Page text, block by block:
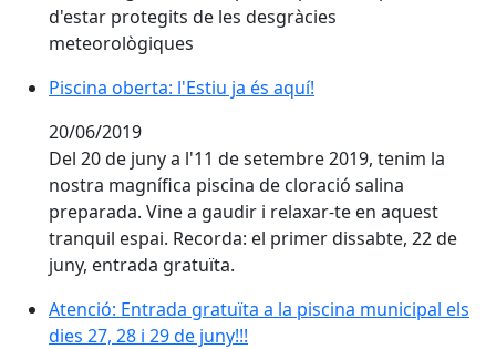
d'estar protegits de les desgràcies
meteorològiques
Piscina oberta: l'Estiu ja és aquí!
Piscina oberta: l'Estiu ja és aquí!
20/06/2019
Del 20 de juny a l'11 de setembre 2019, tenim la
nostra magnífica piscina de cloració salina
preparada. Vine a gaudir i relaxar-te en aquest
tranquil espai. Recorda: el primer dissabte, 22 de
juny, entrada gratuïta.
Atenció: Entrada gratuïta a la piscina municipal els
Atenció: Entrada gratuïta a la piscina municipal els
dies 27, 28 i 29 de juny!!!